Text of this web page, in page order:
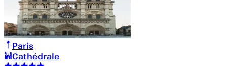
Paris
Cathédrale